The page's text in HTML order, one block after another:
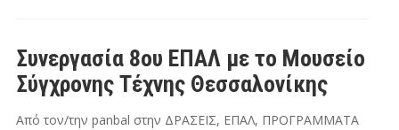
Συνεργασία 8ου ΕΠΑΛ με το Μουσείο
Σύγχρονης Τέχνης Θεσσαλονίκης
Από τον/την panbal στην ΔΡΑΣΕΙΣ, ΕΠΑΛ, ΠΡΟΓΡΑΜΜΑΤΑ